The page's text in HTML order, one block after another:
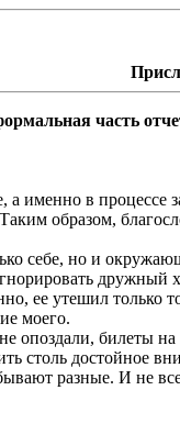
часть
а именно в
образом,
себе, но и
ее утешил только
моего.
билеты на
столь достойное
разные. И не